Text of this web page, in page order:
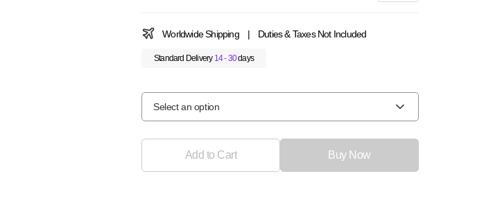
Worldwide Shipping | Duties & Taxes Not Included
Standard Delivery 14 - 30days
Select an option
Add to Cart Buy Now